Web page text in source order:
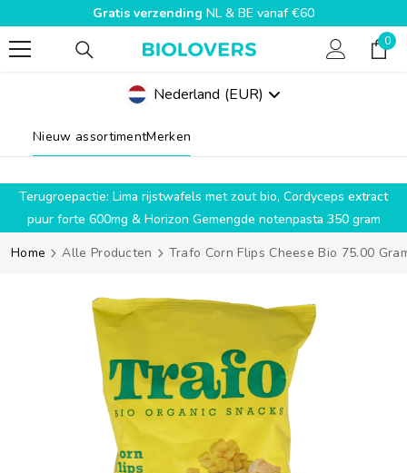
SPRING NAAR INHOUD
Gratis verzending NL & BE vanaf €60
0
0
Geolocation Button Mobile: Nederland, EUR
Nederland (EUR)
Nieuw assortimentMerken
Terugroepactie: Lima rijstwafels met zout bio, Cordyceps extract
puur forte 600mg & Horizon Gemengde notenpasta 350 gram
Home
Alle Producten Trafo Corn Flips Cheese Bio 75.00